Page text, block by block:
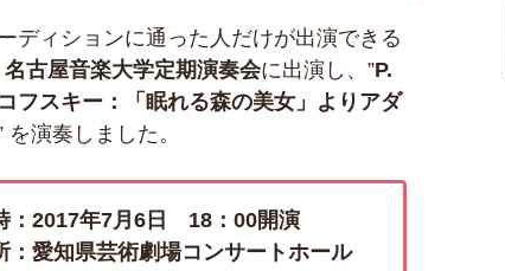
ディションに通った人だけが出演できる
古屋音楽大学定期演奏会に出演し、”P.
フスキー：「眠れる森の美女」よりアダ
を演奏しました。
：2017年7月6日 18：00開演
：愛知県芸術劇場コンサートホール